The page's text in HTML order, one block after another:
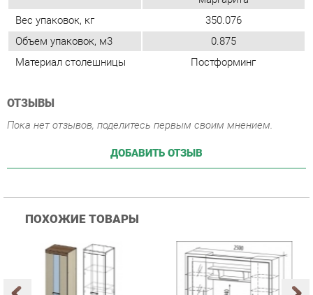
ОТЗЫВЫ
Пока нет отзывов, поделитесь первым своим мнением.
ДОБАВИТЬ ОТЗЫВ
Купить
Гостиная Стиль
Атлантида-2 Венге-дуб
25 223 ₽ Купить
Гостиная Витра
Симфония 7.10
55 482 ₽